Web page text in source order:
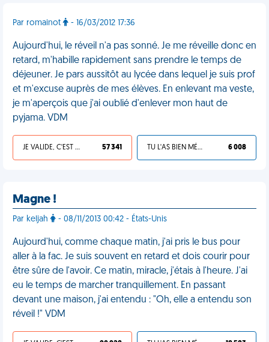
Par romainot - 16/03/2012 17:36
Aujourd'hui, le réveil n'a pas sonné. Je me réveille donc en
retard, m'habille rapidement sans prendre le temps de
déjeuner. Je pars aussitôt au lycée dans lequel je suis prof
et m'excuse auprès de mes élèves. En enlevant ma veste,
je m'aperçois que j'ai oublié d'enlever mon haut de
pyjama. VDM
JE VALIDE, C'EST UNE VDM 57 341 TU L'AS BIEN MÉRITÉ 6 008
Magne !
Par keljah - 08/11/2013 00:42 - États-Unis
Aujourd'hui, comme chaque matin, j'ai pris le bus pour
aller à la fac. Je suis souvent en retard et dois courir pour
être sûre de l'avoir. Ce matin, miracle, j'étais à l'heure. J'ai
eu le temps de marcher tranquillement. En passant
devant une maison, j'ai entendu : "Oh, elle a entendu son
réveil !" VDM